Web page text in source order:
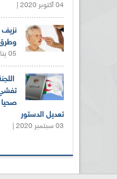
04 أكتوبر 2020 |
نزيف
05 يناير 2021 |
تفشي
تعديل الدستور
03 سبتمبر 2020 |